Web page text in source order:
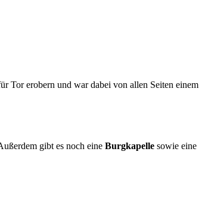
Tor erobern und war dabei von allen Seiten einem
gibt es noch eine Burgkapelle sowie eine